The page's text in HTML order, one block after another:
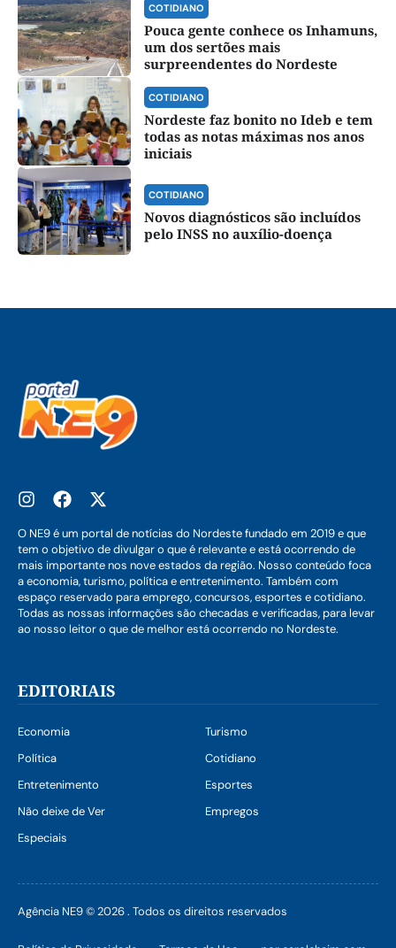
COTIDIANO
Pouca gente conhece os Inhamuns,
um dos sertões mais
surpreendentes do Nordeste
COTIDIANO
Nordeste faz bonito no Ideb e tem
todas as notas máximas nos anos
iniciais
COTIDIANO
Novos diagnósticos são incluídos
pelo INSS no auxílio-doença
O NE9 é um portal de notícias do Nordeste fundado em 2019 e que
tem o objetivo de divulgar o que é relevante e está ocorrendo de
mais importante nos nove estados da região. Nosso conteúdo foca
a economia, turismo, política e entretenimento. Também com
espaço reservado para emprego, concursos, esportes e cotidiano.
Todas as nossas informações são checadas e verificadas, para levar
ao nosso leitor o que de melhor está ocorrendo no Nordeste.
EDITORIAIS
Economia
Turismo
Política
Cotidiano
Entretenimento
Esportes
Não deixe de Ver
Empregos
Especiais
Agência NE9 © 2026 . Todos os direitos reservados